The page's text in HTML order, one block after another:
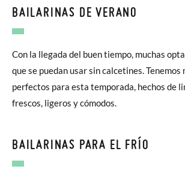
BAILARINAS DE VERANO
Con la llegada del buen tiempo, muchas
que se puedan usar sin calcetines. Tenemos
perfectos para esta temporada, hechos de
frescos, ligeros y cómodos.
BAILARINAS PARA EL FRÍO